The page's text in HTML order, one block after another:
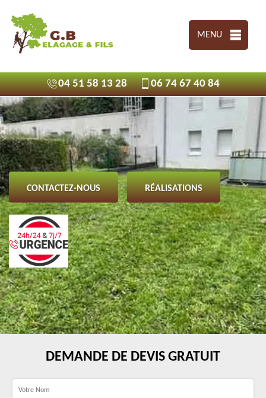
MENU
04 51 58 13 28 06 74 67 40 84
CONTACTEZ-NOUS RÉALISATIONS
DEMANDE DE DEVIS GRATUIT